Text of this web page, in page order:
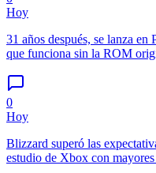
Hoy
31 años después, se lanza
que funciona sin la ROM
0
Hoy
Blizzard superó las
estudio de Xbox con